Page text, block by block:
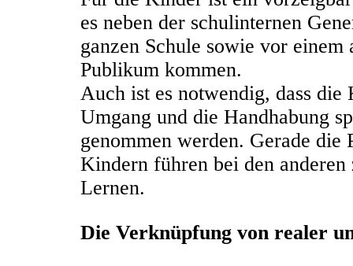
es neben der schulinternen
ganzen Schule sowie vor
Publikum kommen.
Auch ist es notwendig, dass
Umgang und die Handhabung
genommen werden. Gerade die
Kindern führen bei den
Lernen.
Die Verknüpfung von realer